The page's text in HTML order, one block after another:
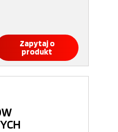
Zapytaj o
produkt